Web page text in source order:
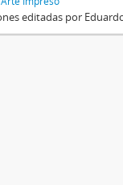
editadas por